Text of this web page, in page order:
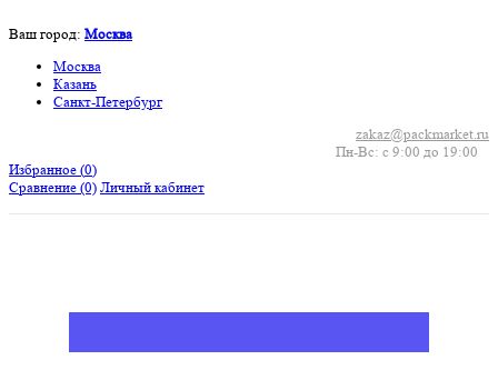
Ваш город: Москва
Москва
Казань
Санкт-Петербург
Пн-Вс: с 9:00 до 19:00
zakaz@packmarket.ru
Избранное (0)
Сравнение (0) Личный кабинет